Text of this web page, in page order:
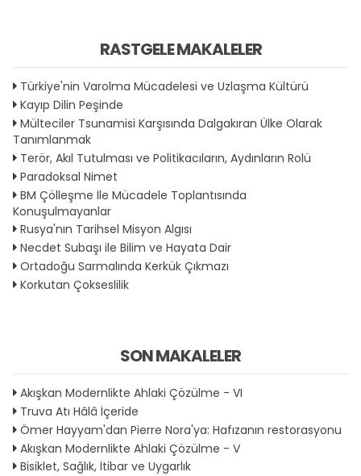
RASTGELE MAKALELER
Türkiye'nin Varolma Mücadelesi ve Uzlaşma Kültürü
Kayıp Dilin Peşinde
Mülteciler Tsunamisi Karşısında Dalgakıran Ülke Olarak
Tanımlanmak
Terör, Akıl Tutulması ve Politikacıların, Aydınların Rolü
Paradoksal Nimet
BM Çölleşme İle Mücadele Toplantısında
Konuşulmayanlar
Rusya'nın Tarihsel Misyon Algısı
Necdet Subaşı ile Bilim ve Hayata Dair
Ortadoğu Sarmalında Kerkük Çıkmazı
Korkutan Çokseslilik
SON MAKALELER
Akışkan Modernlikte Ahlaki Çözülme - VI
Truva Atı Hâlâ İçeride
Ömer Hayyam'dan Pierre Nora'ya: Hafızanın restorasyonu
Akışkan Modernlikte Ahlaki Çözülme - V
Bisiklet, Sağlık, İtibar ve Uygarlık